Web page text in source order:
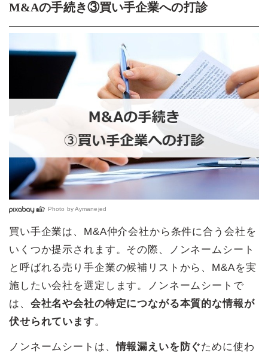
M&Aの手続き③買い手企業への打診
Photo byAymanejed
買い手企業は、M&A仲介会社から条件に合う会社を
いくつか提示されます。その際、ノンネームシート
と呼ばれる売り手企業の候補リストから、M&Aを実
施したい会社を選定します。ノンネームシートで
は、 会社名や会社の特定につながる本質的な情報が
伏せられています。
ノンネームシートは、情報漏えいを防ぐために使わ